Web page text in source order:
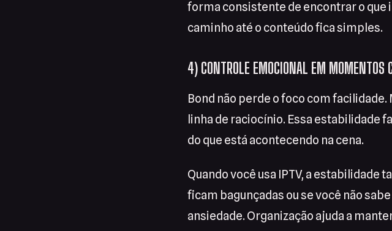
forma consistente de encontrar o que
caminho até o conteúdo fica simples.
4) CONTROLE EMOCIONAL EM MOMENTOS
Bond não perde o foco com
linha de raciocínio. Essa estabilidade
do que está acontecendo na cena.
Quando você usa IPTV, a estabilidade
ficam bagunçadas ou se você não
ansiedade. Organização ajuda a